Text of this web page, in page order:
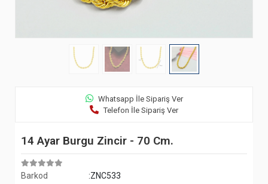
Whatsapp İle Sipariş Ver
Telefon İle Sipariş Ver
14 Ayar Burgu Zincir - 70 Cm.
Barkod
:ZNC533